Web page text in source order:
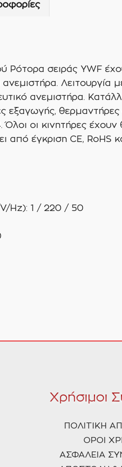
Ρότορα σειράς YWF
ανεμιστήρα.
εξαγωγής,
οι κινητήρες
από έγκριση CE, RoHS
V/Hz): 1 / 220 / 50
Χρήσιμοι
ΠΟΛΙΤΙΚΗ
ΟΡΟΙ
ΑΣΦΑΛΕΙΑ